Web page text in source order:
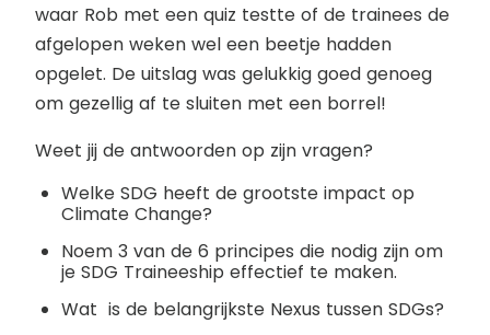
waar Rob met een quiz testte of de trainees de
afgelopen weken wel een beetje hadden
opgelet. De uitslag was gelukkig goed genoeg
om gezellig af te sluiten met een borrel!
Weet jij de antwoorden op zijn vragen?
Welke SDG heeft de grootste impact op
Climate Change?
Noem 3 van de 6 principes die nodig zijn om
je SDG Traineeship effectief te maken.
Wat is de belangrijkste Nexus tussen SDGs?